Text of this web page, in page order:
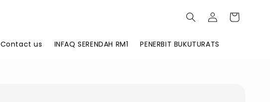
Contact us INFAQ SERENDAH RM1 PENERBIT BUKUTURATS